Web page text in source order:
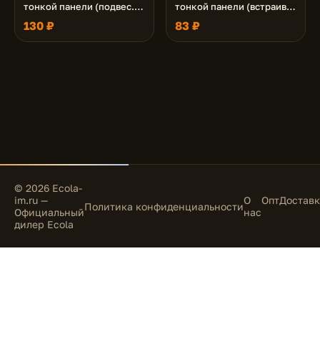
тонкой панели (подвес.
уст-ка, уголки)
130 ₽
тонкой панели (встраив.
уст-ка, пружины)
83 ₽
© 2026 Ecola-
im.ru —
Официальный
дилер Ecola
Политика конфиденциальностиО
нас
Опт